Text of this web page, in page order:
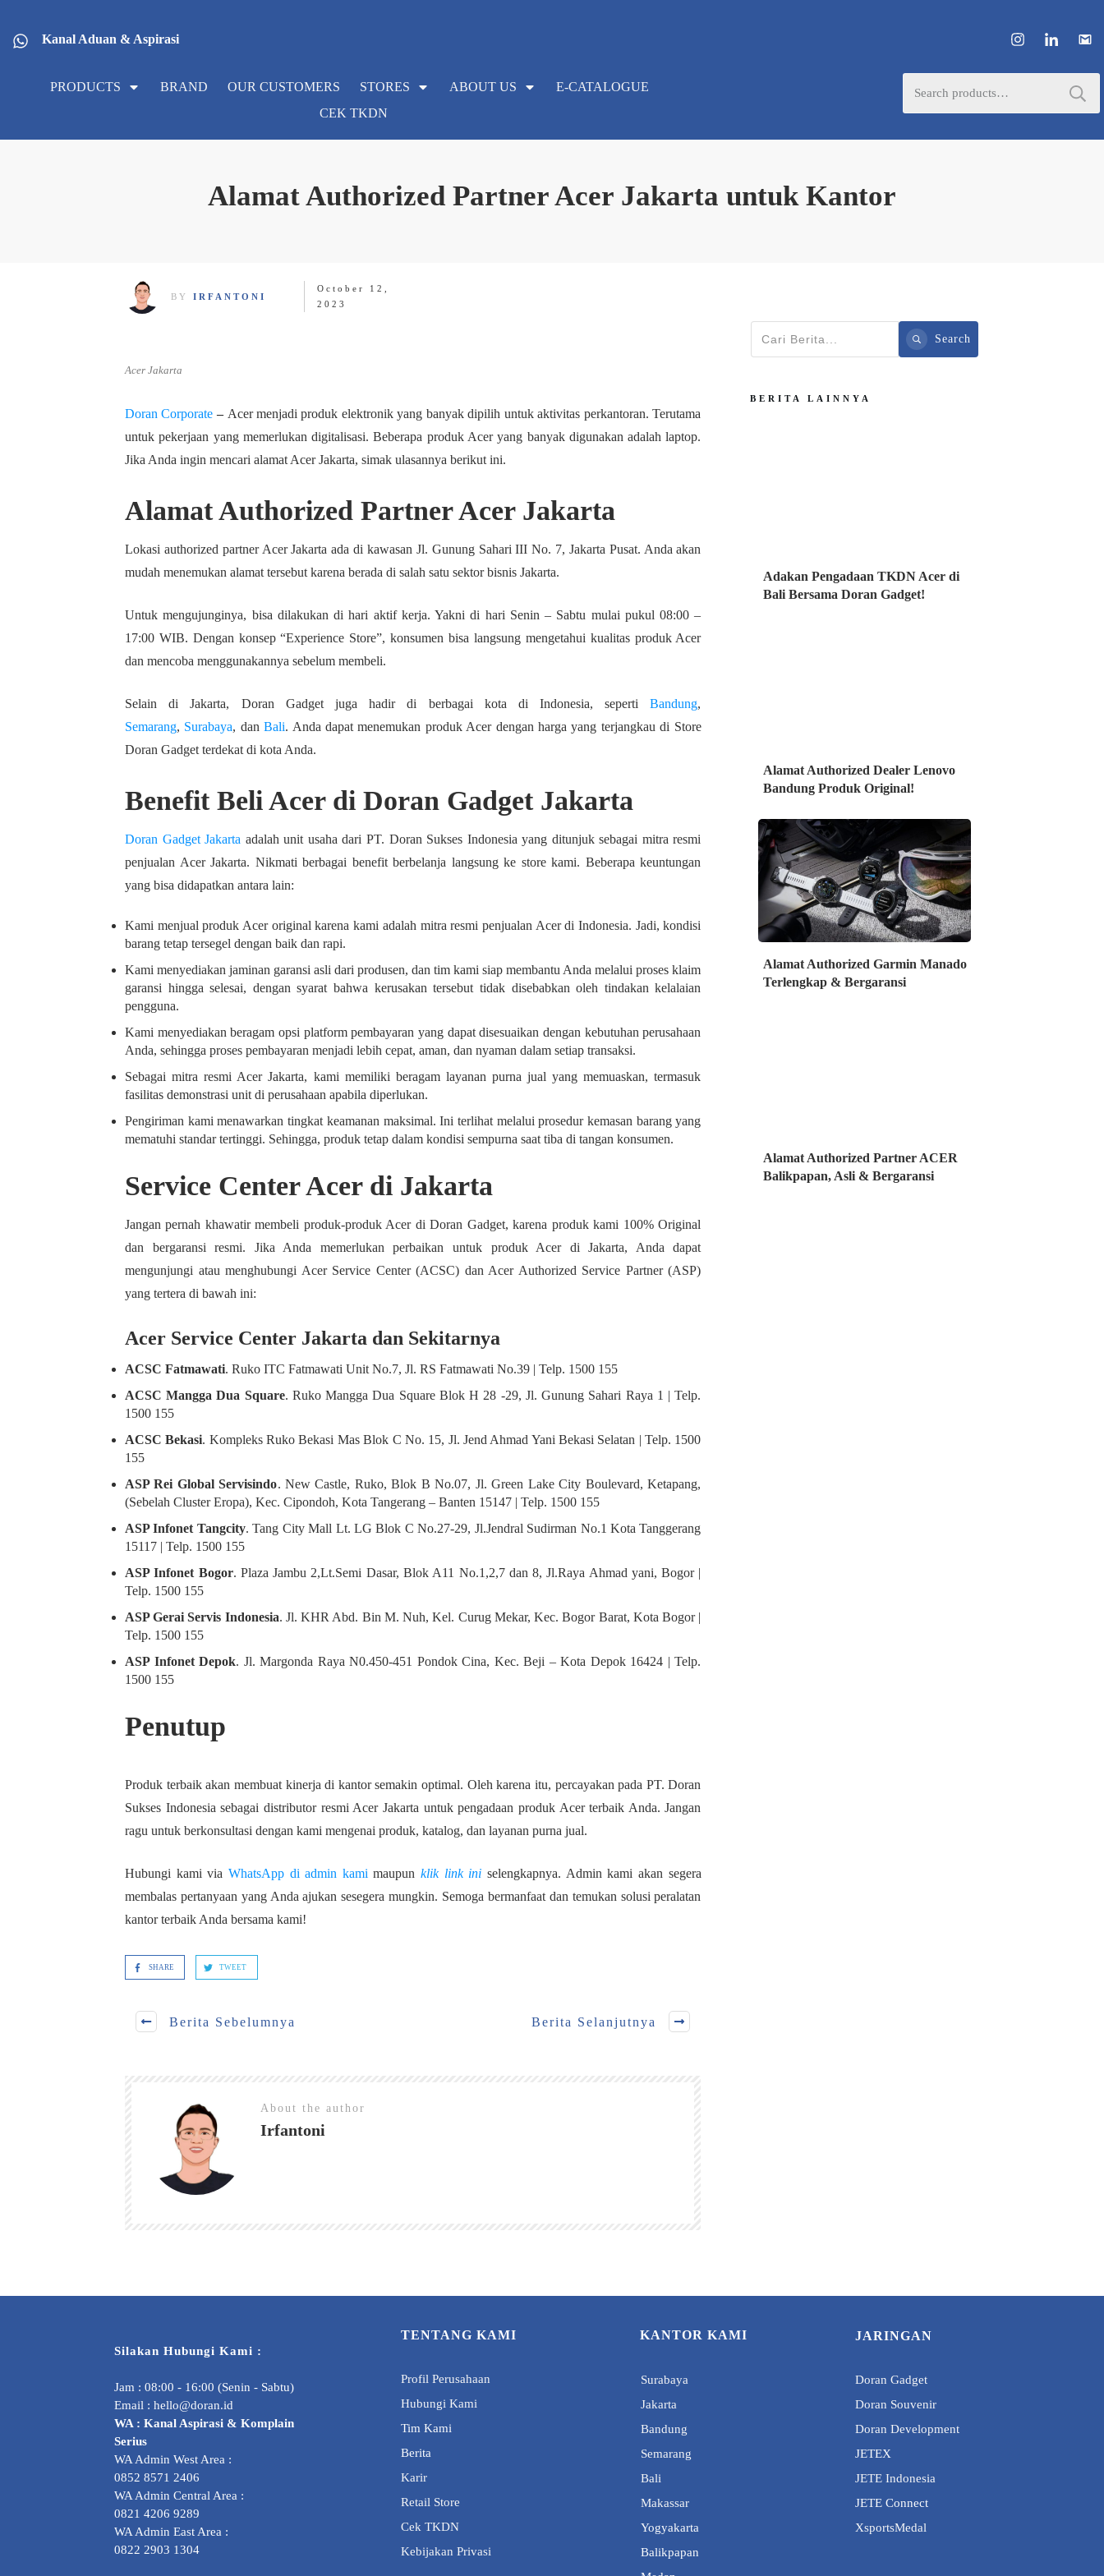
Kanal Aduan & Aspirasi
PRODUCTS BRAND OUR CUSTOMERS STORES ABOUT US
E-CATALOGUE
CEK TKDN
Alamat Authorized Partner Acer Jakarta untuk Kantor
BY IRFANTONI
October 12,
2023
Acer Jakarta
Doran Corporate – Acer menjadi produk elektronik yang banyak dipilih untuk aktivitas perkantoran. Terutama
untuk pekerjaan yang memerlukan digitalisasi. Beberapa produk Acer yang banyak digunakan adalah laptop.
Jika Anda ingin mencari alamat Acer Jakarta, simak ulasannya berikut ini.
Alamat Authorized Partner Acer Jakarta
Lokasi authorized partner Acer Jakarta ada di kawasan Jl. Gunung Sahari III No. 7, Jakarta Pusat. Anda akan
mudah menemukan alamat tersebut karena berada di salah satu sektor bisnis Jakarta.
Untuk mengujunginya, bisa dilakukan di hari aktif kerja. Yakni di hari Senin – Sabtu mulai pukul 08:00 –
17:00 WIB. Dengan konsep “Experience Store”, konsumen bisa langsung mengetahui kualitas produk Acer
dan mencoba menggunakannya sebelum membeli.
Selain di Jakarta, Doran Gadget juga hadir di berbagai kota di Indonesia, sepertiBandung,
Semarang, Surabaya, danBali. Anda dapat menemukan produk Acer dengan harga yang terjangkau di Store
Doran Gadget terdekat di kota Anda.
Benefit Beli Acer di Doran Gadget Jakarta
Doran Gadget Jakarta adalah unit usaha dari PT. Doran Sukses Indonesia yang ditunjuk sebagai mitra resmi
penjualan Acer Jakarta. Nikmati berbagai benefit berbelanja langsung ke store kami. Beberapa keuntungan
yang bisa didapatkan antara lain:
Kami menjual produk Acer original karena kami adalah mitra resmi penjualan Acer di Indonesia. Jadi, kondisi
barang tetap tersegel dengan baik dan rapi.
Kami menyediakan jaminan garansi asli dari produsen, dan tim kami siap membantu Anda melalui proses klaim
garansi hingga selesai, dengan syarat bahwa kerusakan tersebut tidak disebabkan oleh tindakan kelalaian
pengguna.
Kami menyediakan beragam opsi platform pembayaran yang dapat disesuaikan dengan kebutuhan perusahaan
Anda, sehingga proses pembayaran menjadi lebih cepat, aman, dan nyaman dalam setiap transaksi.
Sebagai mitra resmi Acer Jakarta, kami memiliki beragam layanan purna jual yang memuaskan, termasuk
fasilitas demonstrasi unit di perusahaan apabila diperlukan.
Pengiriman kami menawarkan tingkat keamanan maksimal. Ini terlihat melalui prosedur kemasan barang yang
mematuhi standar tertinggi. Sehingga, produk tetap dalam kondisi sempurna saat tiba di tangan konsumen.
Service Center Acer di Jakarta
Jangan pernah khawatir membeli produk-produk Acer di Doran Gadget, karena produk kami 100% Original
dan bergaransi resmi. Jika Anda memerlukan perbaikan untuk produk Acer di Jakarta, Anda dapat
mengunjungi atau menghubungi Acer Service Center (ACSC) dan Acer Authorized Service Partner (ASP)
yang tertera di bawah ini:
Acer Service Center Jakarta dan Sekitarnya
ACSC Fatmawati. Ruko ITC Fatmawati Unit No.7, Jl. RS Fatmawati No.39 | Telp. 1500 155
ACSC Mangga Dua Square. Ruko Mangga Dua Square Blok H 28 -29, Jl. Gunung Sahari Raya 1 | Telp.
1500 155
ACSC Bekasi. Kompleks Ruko Bekasi Mas Blok C No. 15, Jl. Jend Ahmad Yani Bekasi Selatan | Telp. 1500
155
ASP Rei Global Servisindo. New Castle, Ruko, Blok B No.07, Jl. Green Lake City Boulevard, Ketapang,
(Sebelah Cluster Eropa), Kec. Cipondoh, Kota Tangerang – Banten 15147 | Telp. 1500 155
ASP Infonet Tangcity. Tang City Mall Lt. LG Blok C No.27-29, Jl.Jendral Sudirman No.1 Kota Tanggerang
15117 | Telp. 1500 155
ASP Infonet Bogor. Plaza Jambu 2,Lt.Semi Dasar, Blok A11 No.1,2,7 dan 8, Jl.Raya Ahmad yani, Bogor |
Telp. 1500 155
ASP Gerai Servis Indonesia. Jl. KHR Abd. Bin M. Nuh, Kel. Curug Mekar, Kec. Bogor Barat, Kota Bogor |
Telp. 1500 155
ASP Infonet Depok. Jl. Margonda Raya N0.450-451 Pondok Cina, Kec. Beji – Kota Depok 16424 | Telp.
1500 155
Penutup
Produk terbaik akan membuat kinerja di kantor semakin optimal. Oleh karena itu, percayakan pada PT. Doran
Sukses Indonesia sebagai distributor resmi Acer Jakarta untuk pengadaan produk Acer terbaik Anda. Jangan
ragu untuk berkonsultasi dengan kami mengenai produk, katalog, dan layanan purna jual.
Hubungi kami via WhatsApp di admin kami maupunklik link ini selengkapnya. Admin kami akan segera
membalas pertanyaan yang Anda ajukan sesegera mungkin. Semoga bermanfaat dan temukan solusi peralatan
kantor terbaik Anda bersama kami!
SHARE TWEET
Berita Sebelumnya Berita Selanjutnya
About the author
Irfantoni
Search
BERITA LAINNYA
Adakan Pengadaan TKDN Acer di
Bali Bersama Doran Gadget!
Alamat Authorized Dealer Lenovo
Bandung Produk Original!
Alamat Authorized Garmin Manado
Terlengkap & Bergaransi
Alamat Authorized Partner ACER
Balikpapan, Asli & Bergaransi
Silakan Hubungi Kami :
Jam : 08:00 - 16:00 (Senin - Sabtu)
Email : hello@doran.id
WA : Kanal Aspirasi & Komplain
Serius
WA Admin West Area :
0852 8571 2406
WA Admin Central Area :
0821 4206 9289
WA Admin East Area :
0822 2903 1304
TENTANG KAMI
Profil Perusahaan
Hubungi Kami
Tim Kami
Berita
Karir
Retail Store
Cek TKDN
Kebijakan Privasi
KANTOR KAMI
Surabaya
Jakarta
Bandung
Semarang
Bali
Makassar
Yogyakarta
Balikpapan
JARINGAN
Doran Gadget
Doran Souvenir
Doran Development
JETEX
JETE Indonesia
JETE Connect
XsportsMedal